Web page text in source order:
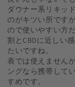
ダウナー系リキッ
のがキツい所です
ので使いやすい方
割とCBDに近しい
たいですね。
表では使えません
ングなら携帯して
すめです。